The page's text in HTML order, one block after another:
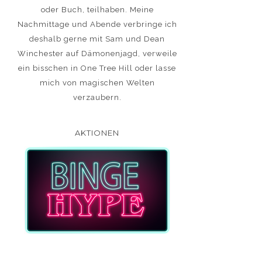
oder Buch, teilhaben. Meine
Nachmittage und Abende verbringe ich
deshalb gerne mit Sam und Dean
Winchester auf Dämonenjagd, verweile
ein bisschen in One Tree Hill oder lasse
mich von magischen Welten
verzaubern.
AKTIONEN